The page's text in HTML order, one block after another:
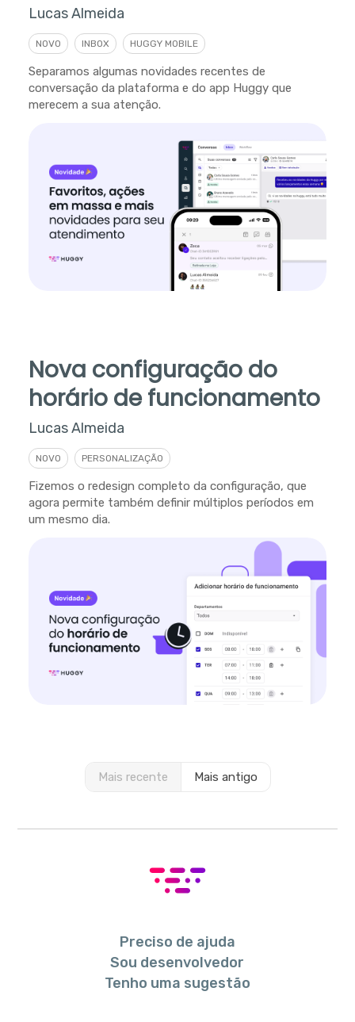
Lucas Almeida
NOVO INBOX HUGGY MOBILE
Separamos algumas novidades recentes de
conversação da plataforma e do app Huggy que
merecem a sua atenção.
Nova configuração do
horário de funcionamento
Lucas Almeida
NOVO PERSONALIZAÇÃO
Fizemos o redesign completo da configuração, que
agora permite também definir múltiplos períodos em
um mesmo dia.
Mais recente Mais antigo
Preciso de ajuda
Sou desenvolvedor
Tenho uma sugestão